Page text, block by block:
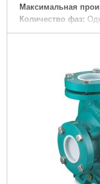
Максимальная
Количество фаз:
Напряжение: U 1 ~
Рабочее колесо:
Тип двигателя:
охлаждения, со
Обмотка статора
Механическое
Класс изоляции: В
Класс защиты:
IPX5
Длина кабеля, м: 1.5
Перекачиваемая